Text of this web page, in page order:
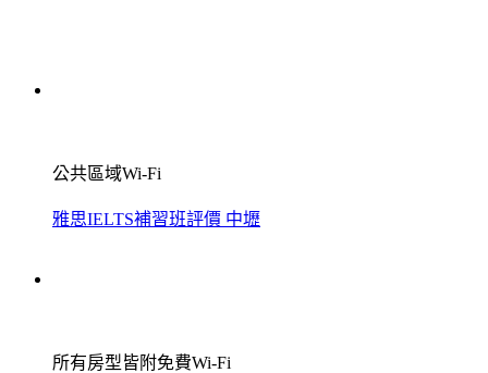
公共區域Wi-Fi
雅思IELTS補習班評價 中壢
所有房型皆附免費Wi-Fi